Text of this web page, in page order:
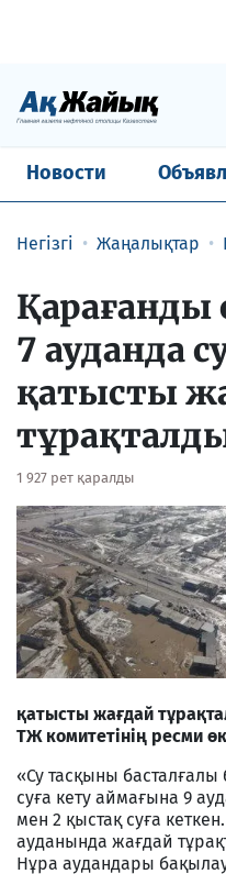
Новости
Негізгі Жаңалықтар
7 ауданда
қатысты
1 927 рет қаралды
қатысты жағдай
ТЖ комитетінің ресми
«Су тасқыны
суға кету аймағына 9
мен 2 қыстақ суға
ауданында жағдай
Нұра аудандары